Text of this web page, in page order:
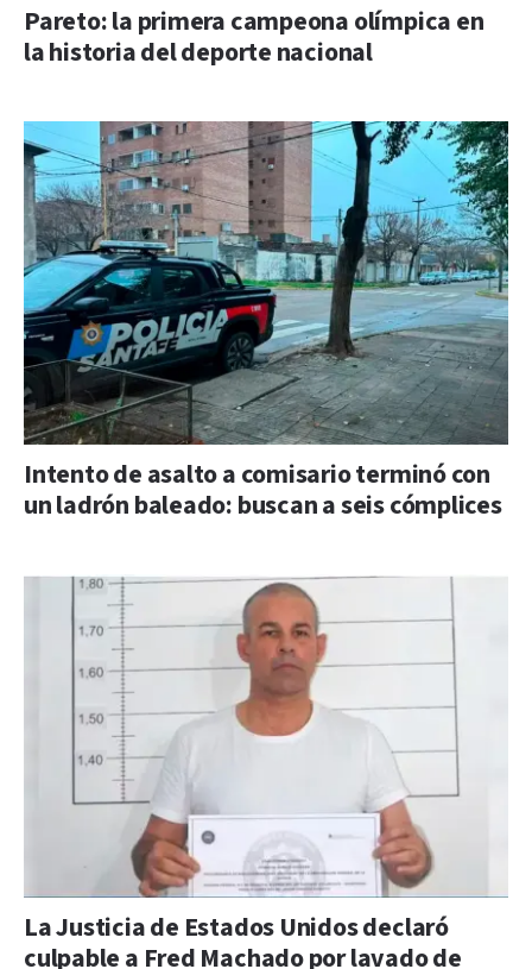
Pareto: la primera campeona olímpica en
la historia del deporte nacional
Intento de asalto a comisario terminó con
un ladrón baleado: buscan a seis cómplices
La Justicia de Estados Unidos declaró
culpable a Fred Machado por lavado de